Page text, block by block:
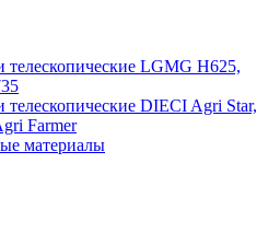
телескопические LGMG H625,
телескопические DIECI Agri Star,
Farmer
материалы